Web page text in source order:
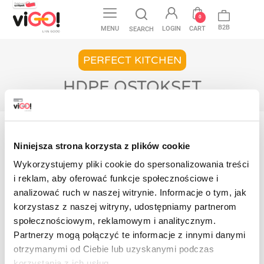
Niniejsza strona korzysta z plików cookie
Wykorzystujemy pliki cookie do spersonalizowania treści
i reklam, aby oferować funkcje społecznościowe i
analizować ruch w naszej witrynie. Informacje o tym, jak
korzystasz z naszej witryny, udostępniamy partnerom
społecznościowym, reklamowym i analitycznym.
Partnerzy mogą połączyć te informacje z innymi danymi
otrzymanymi od Ciebie lub uzyskanymi podczas
MENU SEARCH LOGIN CART
0
B2B
PERFECT KITCHEN
HDPE OSTOKSET
Tuotteita ei ole vielä saatavilla
sitä mukaa kuin niitä lisätään.
Contact